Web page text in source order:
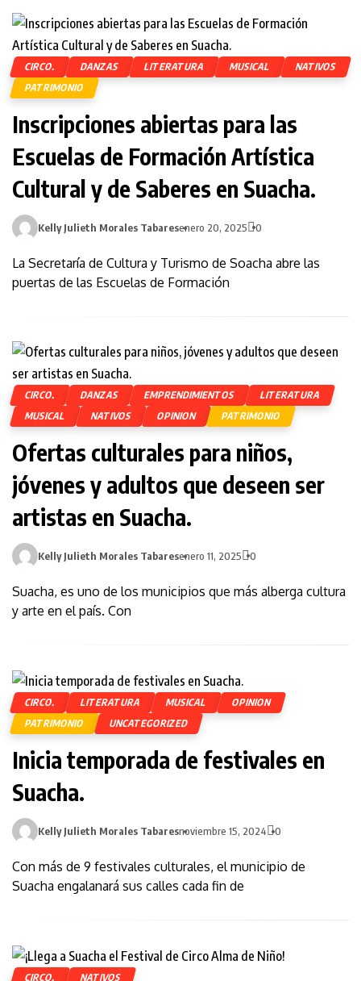
CIRCO. DANZAS LITERATURA MUSICAL
NATIVOS
PATRIMONIO
Inscripciones abiertas para las
Escuelas de Formación Artística
Cultural y de Saberes en Suacha.
Kelly Julieth Morales Tabaresenero 20, 2025 0
La Secretaría de Cultura y Turismo de Soacha abre las
puertas de las Escuelas de Formación
CIRCO. DANZAS EMPRENDIMIENTOS
LITERATURA
MUSICAL
NATIVOS OPINION PATRIMONIO
Ofertas culturales para niños,
jóvenes y adultos que deseen ser
artistas en Suacha.
Kelly Julieth Morales Tabaresenero 11, 2025 0
Suacha, es uno de los municipios que más alberga cultura
y arte en el país. Con
CIRCO. LITERATURA MUSICAL
OPINION
PATRIMONIO
UNCATEGORIZED
Inicia temporada de festivales en
Suacha.
Kelly Julieth Morales Tabaresnoviembre 15, 2024 0
Con más de 9 festivales culturales, el municipio de
Suacha engalanará sus calles cada fin de
CIRCO. NATIVOS